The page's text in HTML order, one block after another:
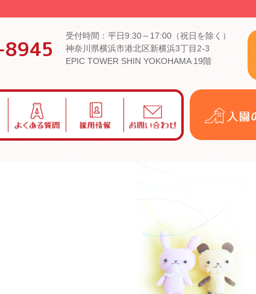
受付時間：平日9:30～17:00（祝日を除く）
神奈川県横浜市港北区新横浜3丁目2-3
EPIC TOWER SHIN YOKOHAMA 19階
あ
る
い
合